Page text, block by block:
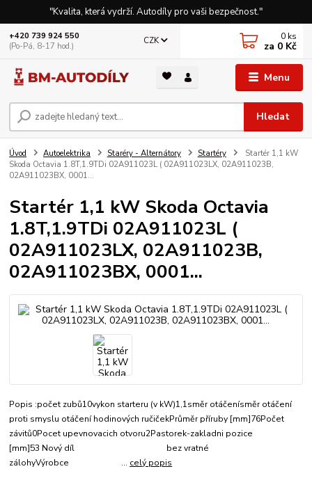
"Kvalita, která vydrží. Autodíly pro vaši bezpečnost."
Menu
CZK
Hledat
+420 739 924 550
(Po-Pá, 8-17 hod.)
0 ks
za 0 Kč
Úvod Autoelektrika Staréry - Alternátory Startéry
Startér 1,1 kW
Skoda Octavia 1.8T,1.9TDi 02A911023L ( 02A911023LX, 02A911023B,
02A911023BX, 0001...
Startér 1,1 kW Skoda Octavia
1.8T,1.9TDi 02A911023L (
02A911023LX, 02A911023B,
02A911023BX, 0001...
Popis :počet zubů10vykon starteru (v kW)1,1směr otáčenísměr otáčení
proti smyslu otáčení hodinových ručičekPrůměr příruby [mm]76Počet
závitů0Pocet upevnovacich otvoru2Pastorek-zakladni pozice
[mm]53 Nový díl bez vratné
zálohyVýrobce ... celý popis